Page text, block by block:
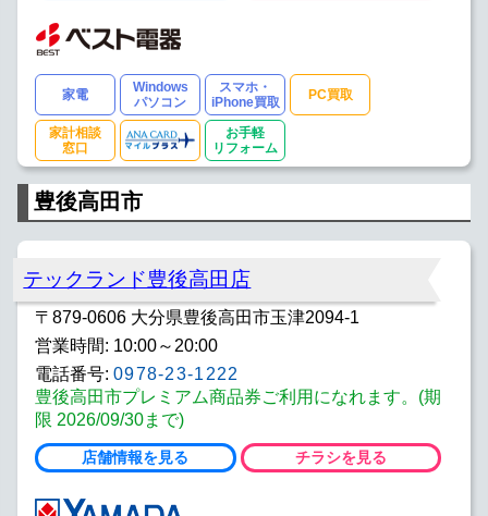
家電
Windows
パソコン
スマホ・
iPhone買取
PC買取
家計相談
窓口
お手軽
リフォーム
豊後高田市
テックランド豊後高田店
〒879-0606 大分県豊後高田市玉津2094-1
営業時間: 10:00～20:00
電話番号: 0978-23-1222
豊後高田市プレミアム商品券ご利用になれます。(期
限 2026/09/30まで)
店舗情報を見る チラシを見る